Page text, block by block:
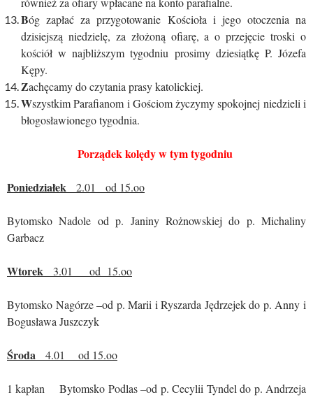
Bóg zapłać za przygotowanie Kościoła i jego otoczenia na
dzisiejszą niedzielę, za złożoną ofiarę, a o przejęcie troski o
kościół w najbliższym tygodniu prosimy dziesiątkę P. Józefa
Kępy.
Zachęcamy do czytania prasy katolickiej.
Wszystkim Parafianom i Gościom życzymy spokojnej niedzieli i
błogosławionego tygodnia.
Porządek kolędy w tym tygodniu
Poniedziałek 2.01 od 15.oo
Bytomsko Nadole od p. Janiny Rożnowskiej do p. Michaliny
Garbacz
Wtorek 3.01 od 15.oo
Bytomsko Nagórze –od p. Marii i Ryszarda Jędrzejek do p. Anny i
Bogusława Juszczyk
Środa 4.01 od 15.oo
1 kapłan Bytomsko Podlas –od p. Cecylii Tyndel do p. Andrzeja